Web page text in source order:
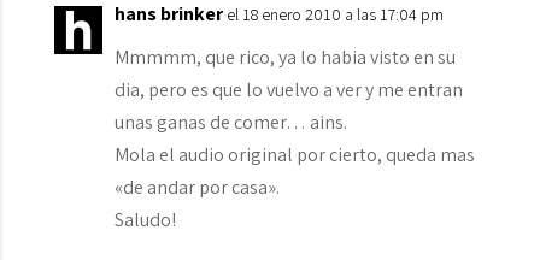
hans brinker el 18 enero 2010 a las 17:04 pm
Mmmmm, que rico, ya lo habia visto en su
dia, pero es que lo vuelvo a ver y me entran
unas ganas de comer… ains.
Mola el audio original por cierto, queda mas
«de andar por casa».
Saludo!